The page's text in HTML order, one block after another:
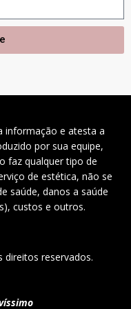
informação e atesta a
por sua equipe,
faz qualquer tipo de
de estética, não se
saúde, danos a saúde
custos e outros.
direitos reservados.